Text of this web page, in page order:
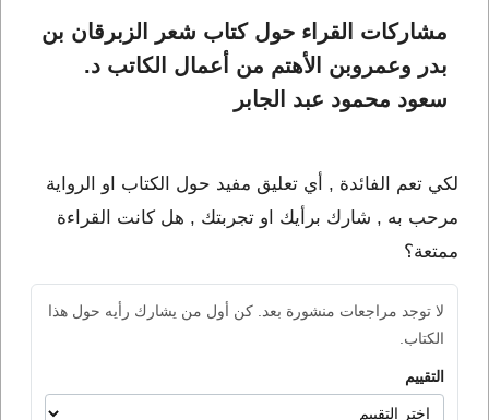
مشاركات القراء حول كتاب شعر الزبرقان بن
بدر وعمروبن الأهتم من أعمال الكاتب د.
سعود محمود عبد الجابر
لكي تعم الفائدة , أي تعليق مفيد حول الكتاب او الرواية
مرحب به , شارك برأيك او تجربتك , هل كانت القراءة
ممتعة؟
لا توجد مراجعات منشورة بعد. كن أول من يشارك رأيه حول هذا
الكتاب.
التقييم